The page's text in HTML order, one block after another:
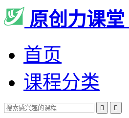
原创力课堂
首页
课程分类
 